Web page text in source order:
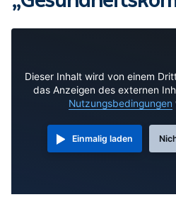
Dieser Inhalt wird von einem
das Anzeigen des externen
Nutzungsbedingungen
Einmalig laden